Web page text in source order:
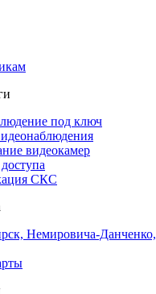
под ключ
видеокамер
СКС
Немировича-Данченко,